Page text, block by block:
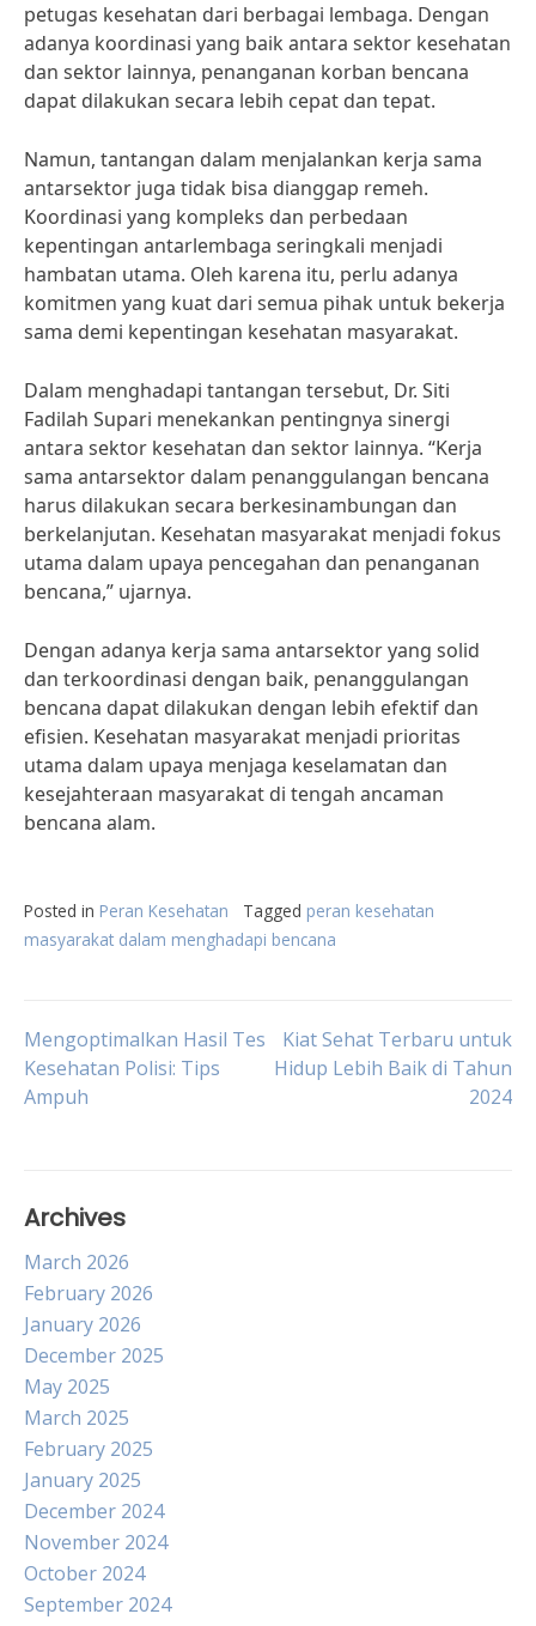
petugas kesehatan dari berbagai lembaga. Dengan
adanya koordinasi yang baik antara sektor kesehatan
dan sektor lainnya, penanganan korban bencana
dapat dilakukan secara lebih cepat dan tepat.
Namun, tantangan dalam menjalankan kerja sama
antarsektor juga tidak bisa dianggap remeh.
Koordinasi yang kompleks dan perbedaan
kepentingan antarlembaga seringkali menjadi
hambatan utama. Oleh karena itu, perlu adanya
komitmen yang kuat dari semua pihak untuk bekerja
sama demi kepentingan kesehatan masyarakat.
Dalam menghadapi tantangan tersebut, Dr. Siti
Fadilah Supari menekankan pentingnya sinergi
antara sektor kesehatan dan sektor lainnya. “Kerja
sama antarsektor dalam penanggulangan bencana
harus dilakukan secara berkesinambungan dan
berkelanjutan. Kesehatan masyarakat menjadi fokus
utama dalam upaya pencegahan dan penanganan
bencana,” ujarnya.
Dengan adanya kerja sama antarsektor yang solid
dan terkoordinasi dengan baik, penanggulangan
bencana dapat dilakukan dengan lebih efektif dan
efisien. Kesehatan masyarakat menjadi prioritas
utama dalam upaya menjaga keselamatan dan
kesejahteraan masyarakat di tengah ancaman
bencana alam.
Posted in Peran Kesehatan Tagged peran kesehatan
masyarakat dalam menghadapi bencana
Post
navigation
Mengoptimalkan Hasil Tes
Kesehatan Polisi: Tips
Ampuh
Kiat Sehat Terbaru untuk
Hidup Lebih Baik di Tahun
2024
Archives
March 2026
February 2026
January 2026
December 2025
May 2025
March 2025
February 2025
January 2025
December 2024
November 2024
October 2024
September 2024